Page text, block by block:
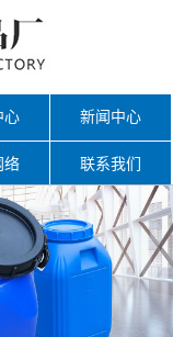
心 新闻中心
络 联系我们